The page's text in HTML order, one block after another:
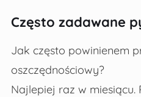
Często zadawane
Jak często powinienem
oszczędnościowy?
Najlepiej raz w